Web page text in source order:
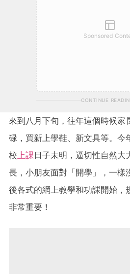
Sponsored
CONTINUE
來到八月下旬，往年這個時候家
碌，買新上學鞋、新文具等。今
校 上課日子未明，逼切性自然大
長，小朋友面對「開學」，一樣
後各式的網上教學和功課開始，
非常重要！